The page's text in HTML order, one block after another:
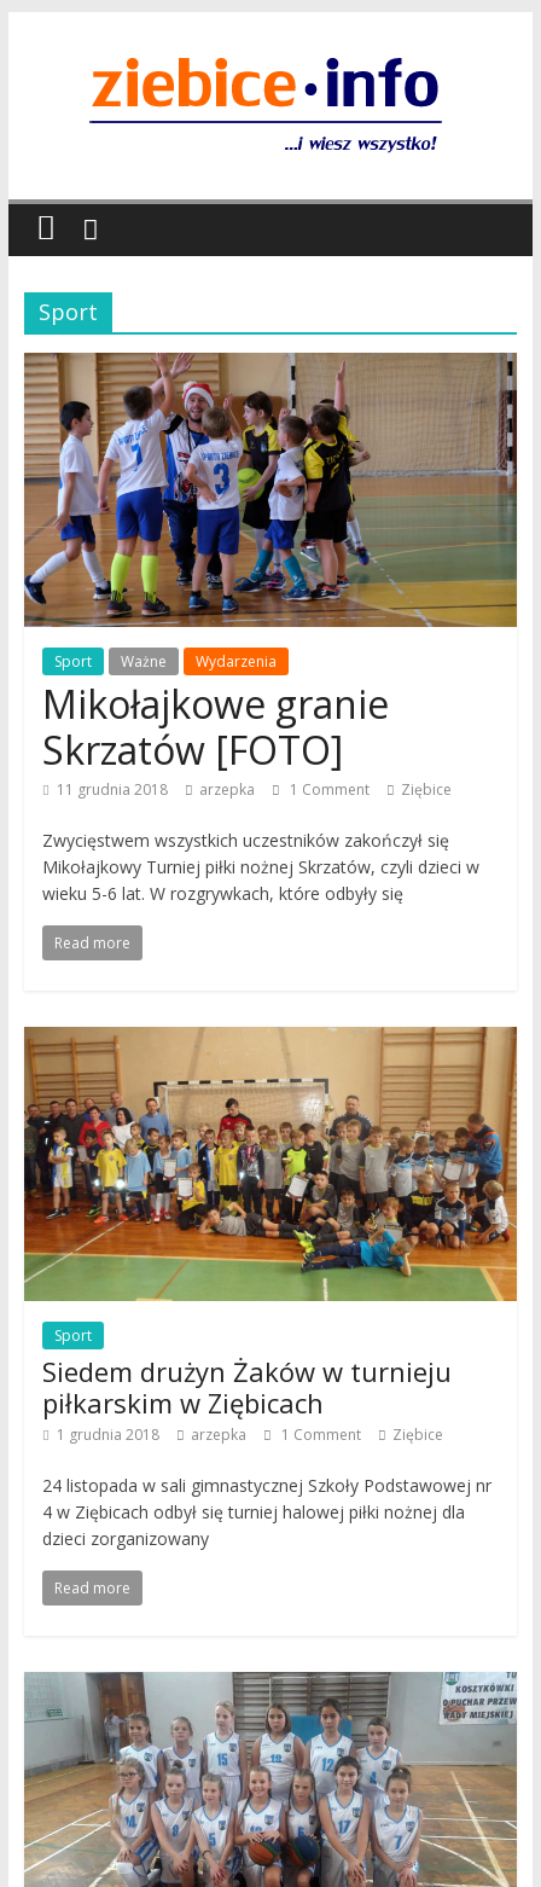
Sport
Sport Ważne Wydarzenia
Mikołajkowe granie
Skrzatów [FOTO]
11 grudnia 2018 arzepka 1 Comment Ziębice
Zwycięstwem wszystkich uczestników zakończył się
Mikołajkowy Turniej piłki nożnej Skrzatów, czyli dzieci w
wieku 5-6 lat. W rozgrywkach, które odbyły się
Read more
Sport
Siedem drużyn Żaków w turnieju
piłkarskim w Ziębicach
1 grudnia 2018 arzepka 1 Comment Ziębice
24 listopada w sali gimnastycznej Szkoły Podstawowej nr
4 w Ziębicach odbył się turniej halowej piłki nożnej dla
dzieci zorganizowany
Read more